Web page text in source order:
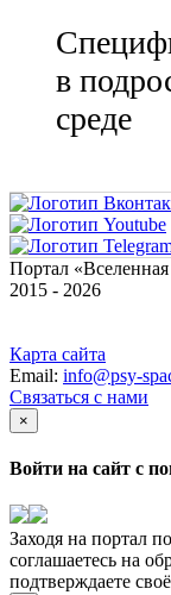
в
среде
Портал
2015 - 2026
Карта сайта
Email: info@psy-
Связаться с нами
×
Войти на сайт с
Заходя на портал
соглашаетесь на
подтверждаете